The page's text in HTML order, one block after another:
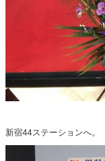
新宿44ステーションへ。